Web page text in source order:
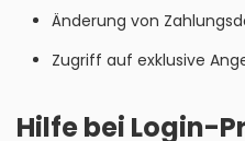
Änderung von
Zugriff auf exklusive
Hilfe bei Login-